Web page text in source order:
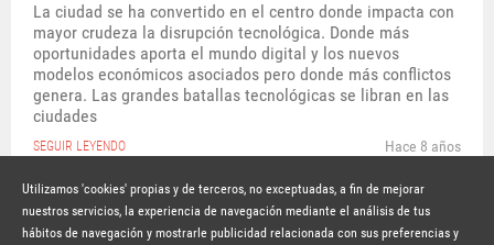
La ciudad se ha convertido en el centro donde impacta con
mayor crudeza la disrupción tecnológica. Donde más
oportunidades aporta el mundo digital y los nuevos
modelos económicos asociados pero donde más conflictos
genera. Las grandes batallas tecnológicas se libran en las
ciudades
SEGUIR LEYENDO Hace 8 años
Utilizamos 'cookies' propias y de terceros, no exceptuadas, a fin de mejorar
nuestros servicios, la experiencia de navegación mediante el análisis de tus
hábitos de navegación y mostrarle publicidad relacionada con sus preferencias y